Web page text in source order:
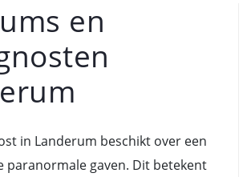
en
in Landerum beschikt over een
paranormale gaven. Dit betekent